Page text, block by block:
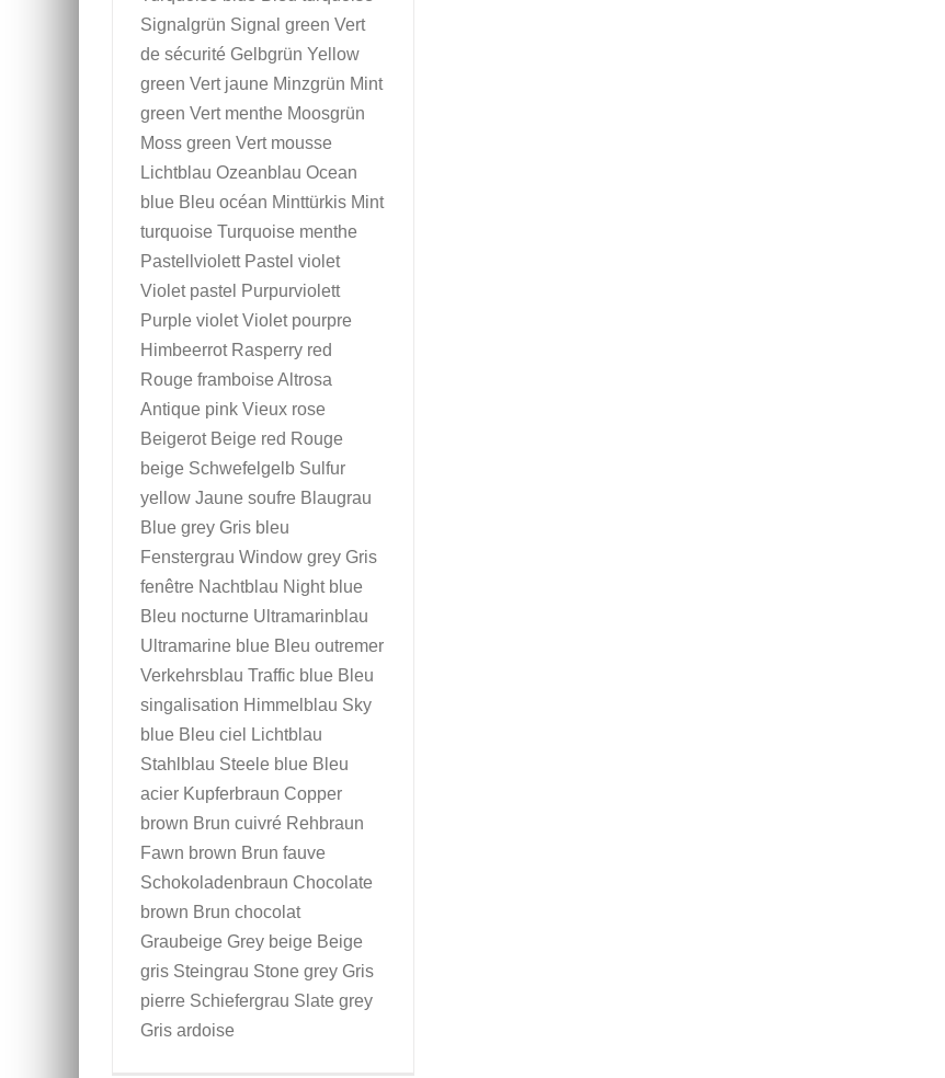
Signalgrün Signal green Vert
de sécurité Gelbgrün Yellow
green Vert jaune Minzgrün Mint
green Vert menthe Moosgrün
Moss green Vert mousse
Lichtblau Ozeanblau Ocean
blue Bleu océan Minttürkis Mint
turquoise Turquoise menthe
Pastellviolett Pastel violet
Violet pastel Purpurviolett
Purple violet Violet pourpre
Himbeerrot Rasperry red
Rouge framboise Altrosa
Antique pink Vieux rose
Beigerot Beige red Rouge
beige Schwefelgelb Sulfur
yellow Jaune soufre Blaugrau
Blue grey Gris bleu
Fenstergrau Window grey Gris
fenêtre Nachtblau Night blue
Bleu nocturne Ultramarinblau
Ultramarine blue Bleu outremer
Verkehrsblau Traffic blue Bleu
singalisation Himmelblau Sky
blue Bleu ciel Lichtblau
Stahlblau Steele blue Bleu
acier Kupferbraun Copper
brown Brun cuivré Rehbraun
Fawn brown Brun fauve
Schokoladenbraun Chocolate
brown Brun chocolat
Graubeige Grey beige Beige
gris Steingrau Stone grey Gris
pierre Schiefergrau Slate grey
Gris ardoise